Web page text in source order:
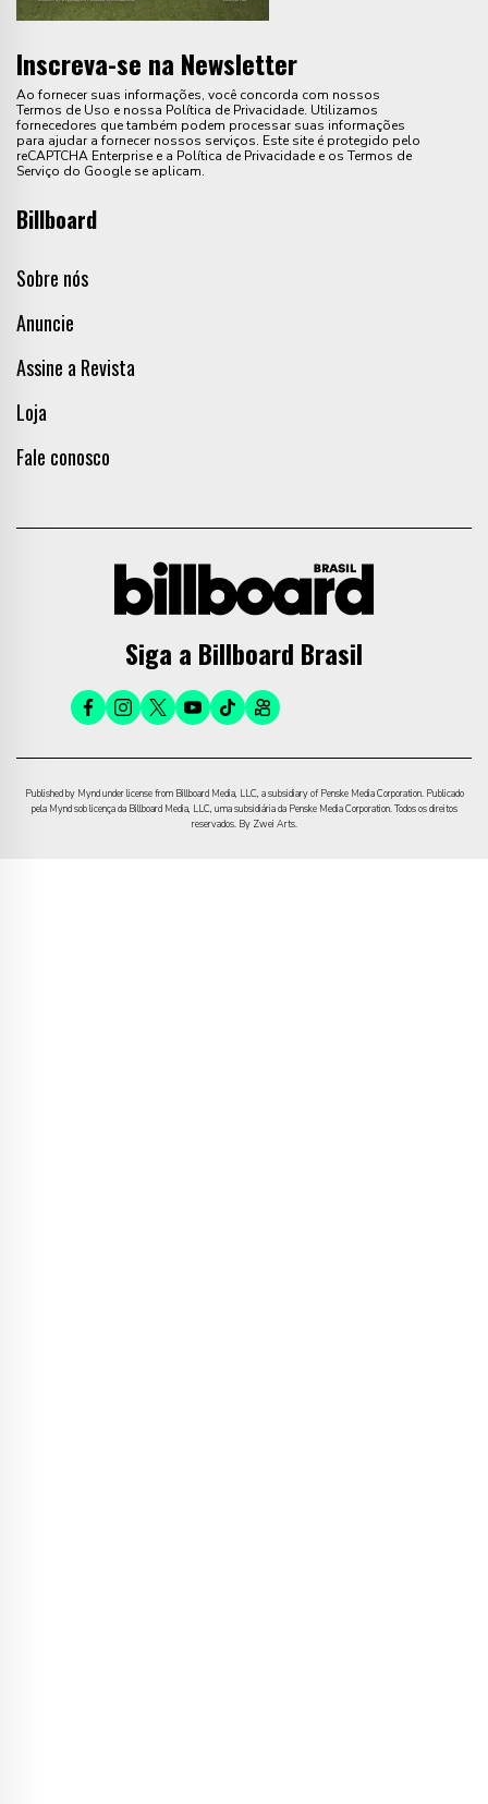
Inscreva-se na Newsletter
Ao fornecer suas informações, você concorda com nossos
Termos de Uso e nossa Política de Privacidade. Utilizamos
fornecedores que também podem processar suas informações
para ajudar a fornecer nossos serviços. Este site é protegido pelo
reCAPTCHA Enterprise e a Política de Privacidade e os Termos de
Serviço do Google se aplicam.
Billboard
Sobre nós
Anuncie
Assine a Revista
Loja
Fale conosco
Siga a Billboard Brasil
Published by Mynd under license from Billboard Media, LLC, a subsidiary of Penske Media Corporation. Publicado
pela Mynd sob licença da Billboard Media, LLC, uma subsidiária da Penske Media Corporation. Todos os direitos
reservados. By Zwei Arts.